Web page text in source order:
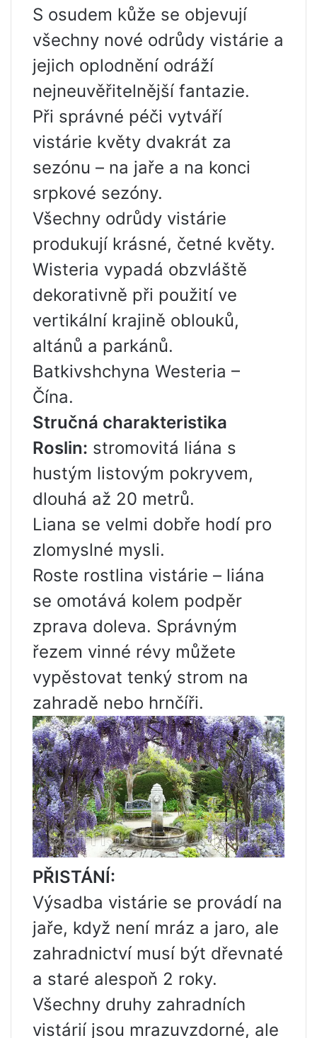
S osudem kůže se objevují
všechny nové odrůdy vistárie a
jejich oplodnění odráží
nejneuvěřitelnější fantazie.
Při správné péči vytváří
vistárie květy dvakrát za
sezónu – na jaře a na konci
srpkové sezóny.
Všechny odrůdy vistárie
produkují krásné, četné květy.
Wisteria vypadá obzvláště
dekorativně při použití ve
vertikální krajině oblouků,
altánů a parkánů.
Batkivshchyna Westeria –
Čína.
Stručná charakteristika
Roslin: stromovitá liána s
hustým listovým pokryvem,
dlouhá až 20 metrů.
Liana se velmi dobře hodí pro
zlomyslné mysli.
Roste rostlina vistárie – liána
se omotává kolem podpěr
zprava doleva. Správným
řezem vinné révy můžete
vypěstovat tenký strom na
zahradě nebo hrnčíři.
PŘISTÁNÍ:
Výsadba vistárie se provádí na
jaře, když není mráz a jaro, ale
zahradnictví musí být dřevnaté
a staré alespoň 2 roky.
Všechny druhy zahradních
vistárií jsou mrazuvzdorné, ale